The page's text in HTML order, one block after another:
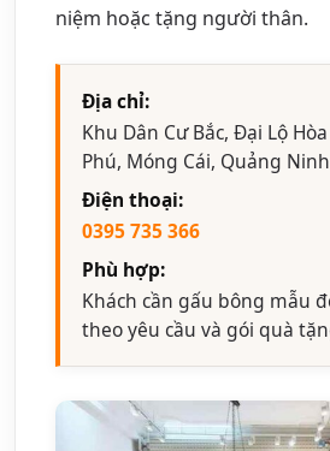
niệm hoặc tặng người thân.
Địa chỉ:
Khu Dân Cư Bắc, Đại Lộ
Phú, Móng Cái, Quảng Ninh
Điện thoại:
0395 735 366
Phù hợp:
Khách cần gấu bông mẫu
theo yêu cầu và gói quà